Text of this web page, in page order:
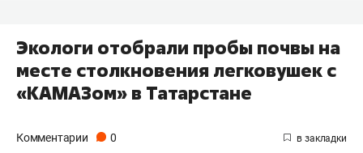
Экологи отобрали пробы почвы на
месте столкновения легковушек с
«КАМАЗом» в Татарстане
Комментарии 0